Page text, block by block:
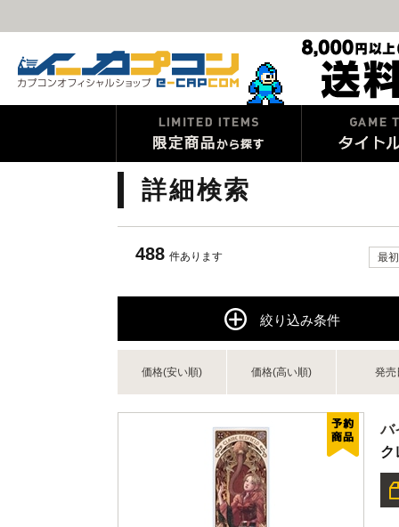
詳細検索
488 件あります 最初
絞り込み条件
価格(安い順) 価格(高い順) 発売
バ
ク